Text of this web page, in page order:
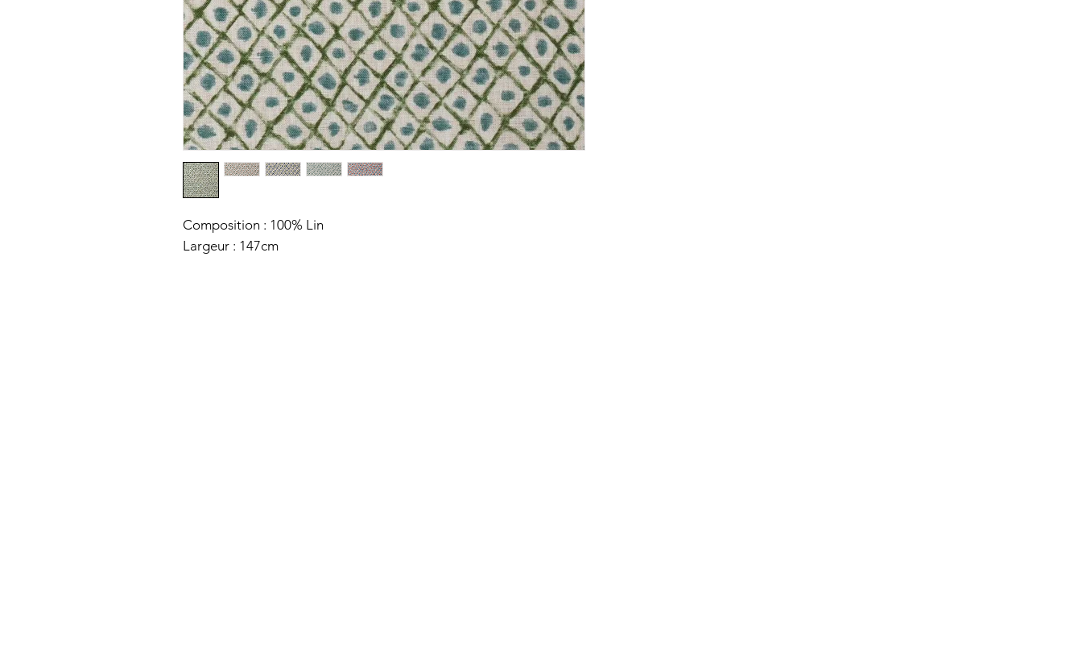
Composition : 100% Lin
Largeur : 147cm